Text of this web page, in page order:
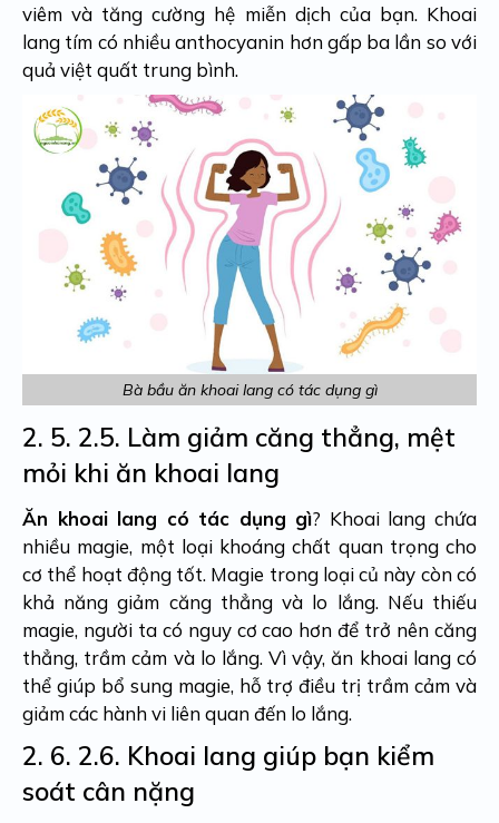
viêm và tăng cường hệ miễn dịch của bạn. Khoai
lang tím có nhiều anthocyanin hơn gấp ba lần so với
quả việt quất trung bình.
Bà bầu ăn khoai lang có tác dụng gì
2. 5. 2.5. Làm giảm căng thẳng, mệt
mỏi khi ăn khoai lang
Ăn khoai lang có tác dụng gì? Khoai lang chứa
nhiều magie, một loại khoáng chất quan trọng cho
cơ thể hoạt động tốt. Magie trong loại củ này còn có
khả năng giảm căng thẳng và lo lắng. Nếu thiếu
magie, người ta có nguy cơ cao hơn để trở nên căng
thẳng, trầm cảm và lo lắng. Vì vậy, ăn khoai lang có
thể giúp bổ sung magie, hỗ trợ điều trị trầm cảm và
giảm các hành vi liên quan đến lo lắng.
2. 6. 2.6. Khoai lang giúp bạn kiểm
soát cân nặng